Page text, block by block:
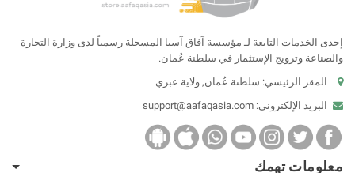
إحدى الخدمات التابعة لـ مؤسسة آفاق آسيا المسجلة رسمياً لدى وزارة التجارة
والصناعة وترويج الإستثمار في سلطنة عُمان.
المقر الرئيسي: سلطنة عُمان, ولاية عبري
البريد الإلكتروني: support@aafaqasia.com
معلومات تهمك